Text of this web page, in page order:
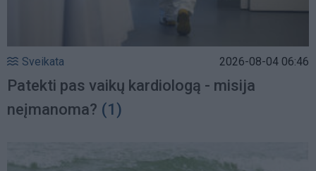
Sveikata 2026-08-04 06:46
Patekti pas vaikų kardiologą - misija
neįmanoma? (1)